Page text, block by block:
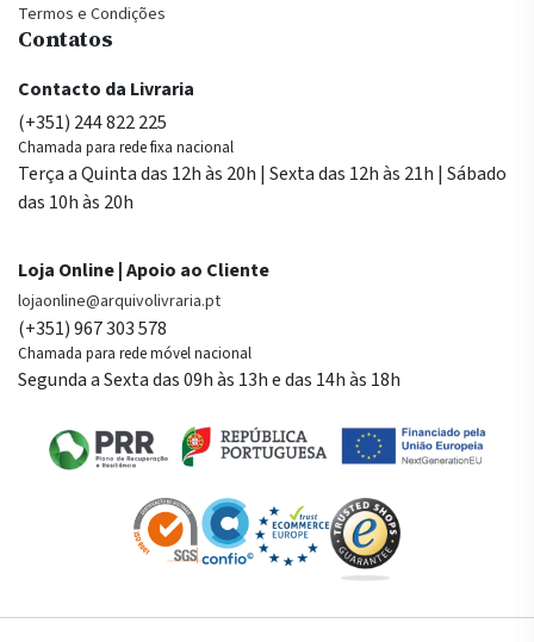
Termos e Condições
Contatos
Contacto da Livraria
(+351) 244 822 225
Chamada para rede fixa nacional
Terça a Quinta das 12h às 20h | Sexta das 12h às 21h | Sábado
das 10h às 20h
Loja Online | Apoio ao Cliente
lojaonline@arquivolivraria.pt
(+351) 967 303 578
Chamada para rede móvel nacional
Segunda a Sexta das 09h às 13h e das 14h às 18h